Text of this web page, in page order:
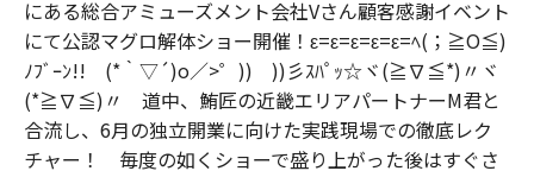
にある総合アミューズメント会社Vさん顧客感謝イベント
にて公認マグロ解体ショー開催！ε=ε=ε=ε=ε=ﾍ(；≧O≦)
ﾉﾌﾞｰﾝ!! (*｀▽´)o／>゜)) ))彡ｽﾊﾟｯ☆ヾ(≧∇≦*)〃ヾ
(*≧∇≦)〃 道中、鮪匠の近畿エリアパートナーM君と
合流し、6月の独立開業に向けた実践現場での徹底レク
チャー！ 毎度の如くショーで盛り上がった後はすぐさ